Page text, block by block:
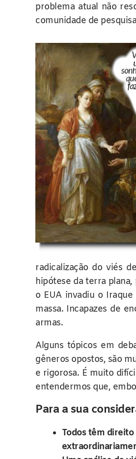
problema atual não
comunidade de
radicalização do viés
hipótese da terra
o EUA invadiu o
massa. Incapazes de
armas.
Alguns tópicos em
gêneros opostos, são
e rigorosa. É muito
entendermos que,
Para a sua
Todos têm direito